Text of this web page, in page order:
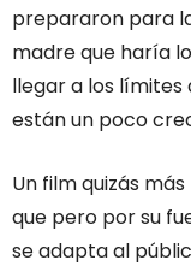
prepararon para
madre que haría
llegar a los límites
están un poco
Un film quizás
que pero por su
se adapta al